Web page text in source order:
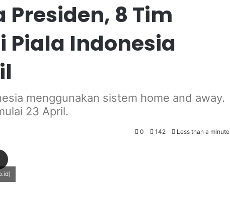
Presiden, 8 Tim
Piala Indonesia
menggunakan sistem home and away.
23 April.
0 142 Less than a minute